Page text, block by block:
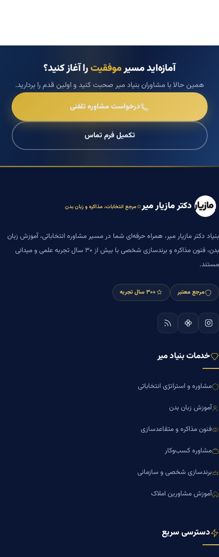
آمازه‌اید مسیرموفقیترا آغاز کنید؟
همین حالا با مشاوران بنیاد میر صحبت کنید و اولین قدم را بردارید.
درخواست مشاوره تلفنی
تکمیل فرم تماس
دکتر مازیار میر مرجع انتخابات، مذاکره و زبان بدن
بنیاد دکتر مازیار میر، همراه حرفه‌ای شما در مسیر مشاوره انتخاباتی، آموزش زبان
بدن، فنون مذاکره و برندسازی شخصی با بیش از ۳۰ سال تجربه علمی و میدانی
مستند.
مرجع معتبر +۳۰ سال تجربه
خدمات بنیاد میر
مشاوره و استراتژی انتخاباتی
آموزش زبان بدن
فنون مذاکره و متقاعدسازی
مشاوره کسب‌وکار
برندسازی شخصی و سازمانی
آموزش مشاورین املاک
دسترسی سریع